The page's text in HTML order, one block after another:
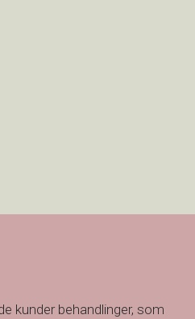
kunder behandlinger, som